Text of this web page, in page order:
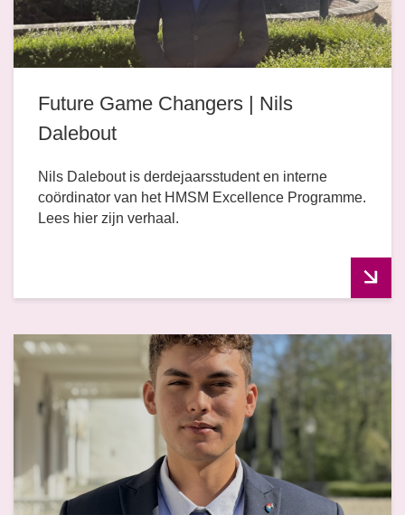
Future Game Changers | Nils
Dalebout
Nils Dalebout is derdejaarsstudent en interne
coördinator van het HMSM Excellence Programme.
Lees hier zijn verhaal.